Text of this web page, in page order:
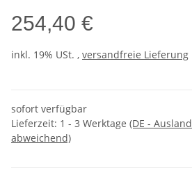
254,40 €
inkl. 19% USt. , versandfreie Lieferung
sofort verfügbar
Lieferzeit: 1 - 3 Werktage (DE - Ausland
abweichend)